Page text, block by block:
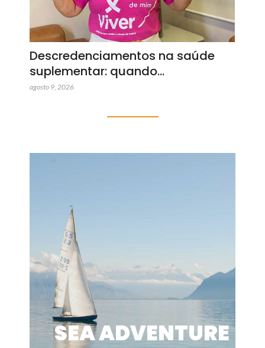
Descredenciamentos na saúde
suplementar: quando…
agosto 9, 2026
SEA ADVENTURE